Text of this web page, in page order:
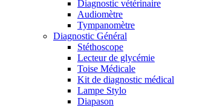
Diagnostic vétérinaire
Audiomètre
Tympanomètre
Diagnostic Général
Stéthoscope
Lecteur de glycémie
Toise Médicale
Kit de diagnostic médical
Lampe Stylo
Diapason